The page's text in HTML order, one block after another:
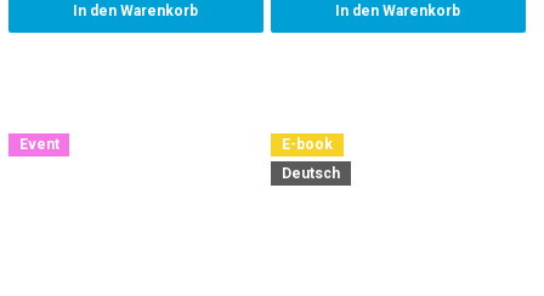
In den Warenkorb In den Warenkorb
Event
E-book
Deutsch